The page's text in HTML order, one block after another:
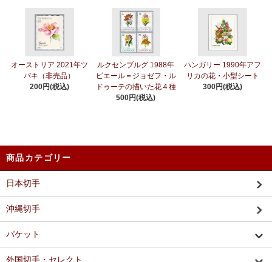
オーストリア 2021年ツ
バキ（非売品）
200円(税込)
ルクセンブルグ 1988年
ピエール＝ジョゼフ・ル
ドゥーテの描いた花４種
500円(税込)
ハンガリー 1990年アフ
リカの花・小型シート
300円(税込)
商品カテゴリー
日本切手
沖縄切手
パケット
外国切手・セレクト